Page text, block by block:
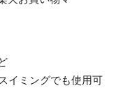
イミングでも使用可